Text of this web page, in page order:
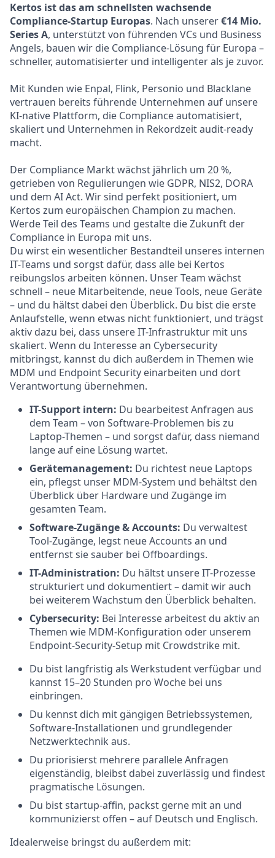
Kertos ist das am schnellsten wachsende
Compliance-Startup Europas. Nach unserer€14 Mio.
Series A, unterstützt von führenden VCs und Business
Angels, bauen wir die Compliance-Lösung für Europa –
schneller, automatisierter und intelligenter als je zuvor.
Mit Kunden wie Enpal, Flink, Personio und Blacklane
vertrauen bereits führende Unternehmen auf unsere
KI-native Plattform, die Compliance automatisiert,
skaliert und Unternehmen in Rekordzeit audit-ready
macht.
Der Compliance Markt wächst jährlich um 20 %,
getrieben von Regulierungen wie GDPR, NIS2, DORA
und dem AI Act. Wir sind perfekt positioniert, um
Kertos zum europäischen Champion zu machen.
Werde Teil des Teams und gestalte die Zukunft der
Compliance in Europa mit uns.
Du wirst ein wesentlicher Bestandteil unseres internen
IT-Teams und sorgst dafür, dass alle bei Kertos
reibungslos arbeiten können. Unser Team wächst
schnell – neue Mitarbeitende, neue Tools, neue Geräte
– und du hältst dabei den Überblick. Du bist die erste
Anlaufstelle, wenn etwas nicht funktioniert, und trägst
aktiv dazu bei, dass unsere IT-Infrastruktur mit uns
skaliert. Wenn du Interesse an Cybersecurity
mitbringst, kannst du dich außerdem in Themen wie
MDM und Endpoint Security einarbeiten und dort
Verantwortung übernehmen.
IT-Support intern: Du bearbeitest Anfragen aus
dem Team – von Software-Problemen bis zu
Laptop-Themen – und sorgst dafür, dass niemand
lange auf eine Lösung wartet.
Gerätemanagement: Du richtest neue Laptops
ein, pflegst unser MDM-System und behältst den
Überblick über Hardware und Zugänge im
gesamten Team.
Software-Zugänge & Accounts: Du verwaltest
Tool-Zugänge, legst neue Accounts an und
entfernst sie sauber bei Offboardings.
IT-Administration: Du hältst unsere IT-Prozesse
strukturiert und dokumentiert – damit wir auch
bei weiterem Wachstum den Überblick behalten.
Cybersecurity: Bei Interesse arbeitest du aktiv an
Themen wie MDM-Konfiguration oder unserem
Endpoint-Security-Setup mit Crowdstrike mit.
Du bist langfristig als Werkstudent verfügbar und
kannst 15–20 Stunden pro Woche bei uns
einbringen.
Du kennst dich mit gängigen Betriebssystemen,
Software-Installationen und grundlegender
Netzwerktechnik aus.
Du priorisierst mehrere parallele Anfragen
eigenständig, bleibst dabei zuverlässig und findest
pragmatische Lösungen.
Du bist startup-affin, packst gerne mit an und
kommunizierst offen – auf Deutsch und Englisch.
Idealerweise bringst du außerdem mit: